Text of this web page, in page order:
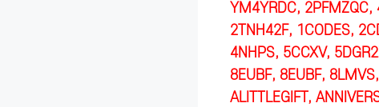
YM4YRDC, 2PFMZQC,
2TNH42F, 1CODES,
4NHPS, 5CCXV,
8EUBF, 8EUBF,
ALITTLEGIFT,